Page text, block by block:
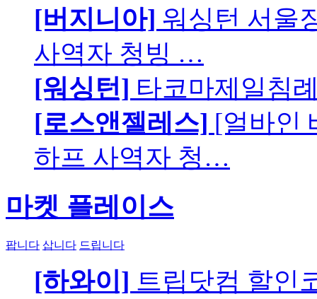
[버지니아] 워싱턴 서울
사역자 청빙 …
[워싱턴] 타코마제일침
[로스앤젤레스] [얼바인
하프 사역자 청…
마켓 플레이스
팝니다 삽니다 드립니다
[하와이] 트립닷컴 할인